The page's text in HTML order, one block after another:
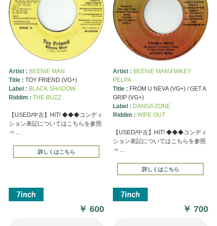
Artist : BEENIE MAN
Title : TOY FRIEND (VG+)
Label : BLACK SHADOW
Riddim : THE BUZZ
【USED/中古】HIT! ◆◆◆コンディ
ション表記についてはこちらを参照
⇒ ...
詳しくはこちら
￥600
Artist : BEENIE MAN / MIKEY
PELPA
Title : FROM U NEVA (VG+) / GET A
GRIP (VG+)
Label : DANGA ZONE
Riddim : WIPE OUT
【USED/中古】HIT! ◆◆◆コンディ
ション表記についてはこちらを参照
⇒ ...
詳しくはこちら
￥700